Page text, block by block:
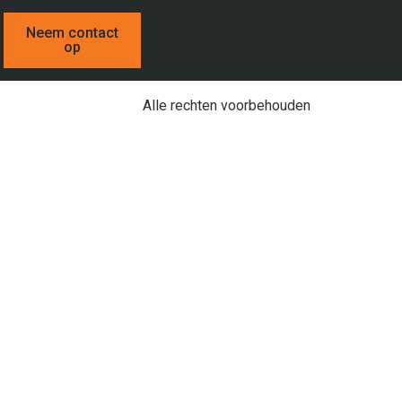
Neem contact
op
Alle rechten voorbehouden